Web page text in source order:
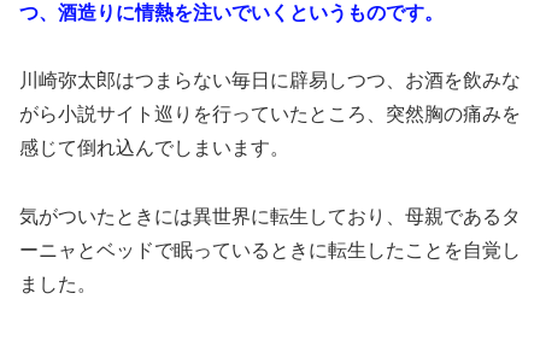
つ、酒造りに情熱を注いでいくというものです。
川崎弥太郎はつまらない毎日に辟易しつつ、お酒を飲みな
がら小説サイト巡りを行っていたところ、突然胸の痛みを
感じて倒れ込んでしまいます。
気がついたときには異世界に転生しており、母親であるタ
ーニャとベッドで眠っているときに転生したことを自覚し
ました。